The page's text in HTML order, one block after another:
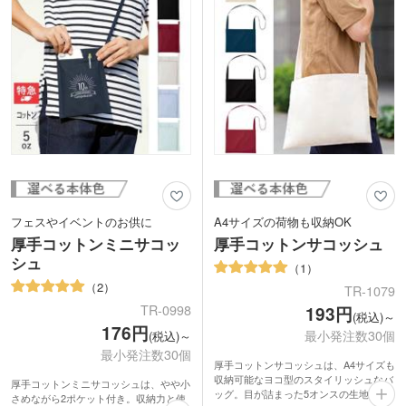
フェスやイベントのお供に
厚手コットンミニサコッ
シュ
2
TR-0998
176円(税込)～
最小発注数30個
厚手コットンミニサコッシュは、やや小
さめながら2ポケット付き。収納力と使
A4サイズの荷物も収納OK
厚手コットンサコッシュ
1
TR-1079
193円(税込)～
最小発注数30個
厚手コットンサコッシュは、A4サイズも
収納可能なヨコ型のスタイリッシュなバ
ッグ。目が詰まった5オンスの生地を使